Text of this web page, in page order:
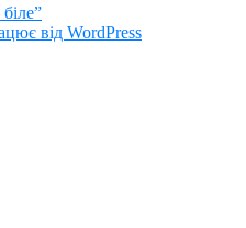
від WordPress